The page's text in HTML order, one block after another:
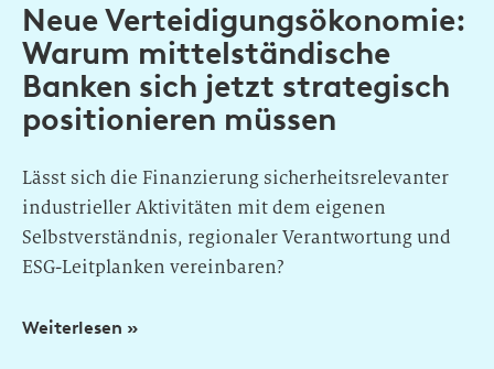
Neue Verteidigungsökonomie:
Warum mittelständische
Banken sich jetzt strategisch
positionieren müssen
Lässt sich die Finanzierung sicherheitsrelevanter
industrieller Aktivitäten mit dem eigenen
Selbstverständnis, regionaler Verantwortung und
ESG-Leitplanken vereinbaren?
Weiterlesen »